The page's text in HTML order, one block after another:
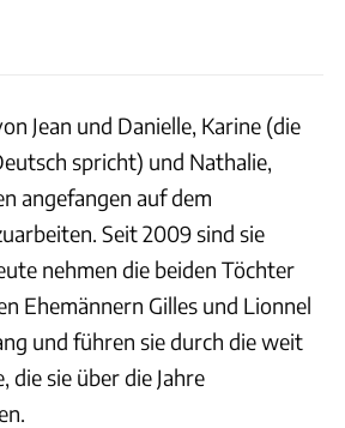
Jean und Danielle, Karine (die
spricht) und Nathalie,
angefangen auf dem
Seit 2009 sind sie
nehmen die beiden Töchter
Ehemännern Gilles und Lionnel
und führen sie durch die weit
die sie über die Jahre